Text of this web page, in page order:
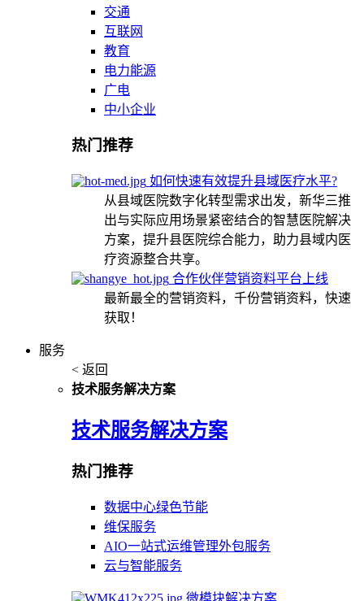
交通
互联网
教育
电力能源
广电
中小企业
热门推荐
如何快速有效提升县域医疗水平?
从县域医院数字化转型需求出发，新华三推
出与实际应用场景紧密结合的智慧医院解决
方案，提升县医院综合能力，助力县域内医
疗资源整合共享。
合作伙伴营销资料平台上线
最新最全的营销资料，千份营销资料，快速
获取！
服务
< 返回
技术服务解决方案
技术服务解决方案
热门推荐
数据中心绿色节能
维保服务
AIO一站式运维管理外包服务
云与智能服务
微模块解决方案